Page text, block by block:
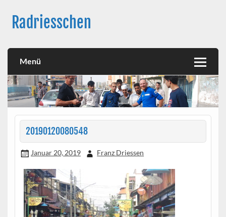
contentRadriesschen
Menü
20190120080548
Januar 20, 2019 Franz Driessen